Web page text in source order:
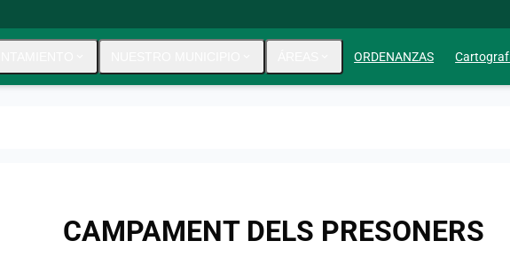
ORDENANZAS
CAMPAMENT DELS PRESONERS